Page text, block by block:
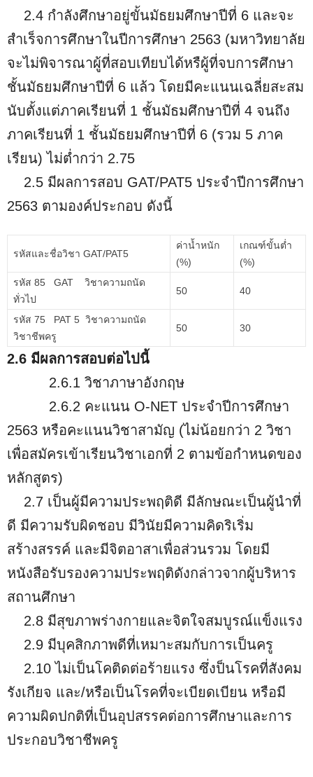
2.4 กำลังศึกษาอยู่ขั้นมัธยมศึกษาปีที่ 6 และจะ
สำเร็จการศึกษาในปีการศึกษา 2563 (มหาวิทยาลัย
จะไม่พิจารณาผู้ที่สอบเทียบได้หรืผู้ที่จบการศึกษา
ชั้นมัธยมศึกษาปีที่ 6 แล้ว โดยมีคะแนนเฉลี่ยสะสม
นับตั้งแต่ภาคเรียนที่ 1 ชั้นมัธมศึกษาปีที่ 4 จนถึง
ภาคเรียนที่ 1 ชั้นมัธยมศึกษาปีที่ 6 (รวม 5 ภาค
เรียน) ไม่ต่ำกว่า 2.75
2.5 มีผลการสอบ GAT/PAT5 ประจำปีการศึกษา
2563 ตามองค์ประกอบ ดังนี้
รหัสและชื่อวิชา GAT/PAT5
ค่าน้ำหนัก
(%)
เกณฑ์ขั้นต่ำ
(%)
รหัส 85 GAT วิชาความถนัด
ทั่วไป
50 40
รหัส 75 PAT 5 วิชาความถนัด
วิชาชีพครู
50 30
2.6 มีผลการสอบต่อไปนี้
2.6.1 วิชาภาษาอังกฤษ
2.6.2 คะแนน O-NET ประจำปีการศึกษา
2563 หรือคะแนนวิชาสามัญ (ไม่น้อยกว่า 2 วิชา
เพื่อสมัครเข้าเรียนวิชาเอกที่ 2 ตามข้อกำหนดของ
หลักสูตร)
2.7 เป็นผู้มีความประพฤติดี มีลักษณะเป็นผู้นำที่
ดี มีความรับผิดชอบ มีวินัยมีความคิดริเริ่ม
สร้างสรรค์ และมีจิตอาสาเพื่อส่วนรวม โดยมี
หนังสือรับรองความประพฤติดังกล่าวจากผู้บริหาร
สถานศึกษา
2.8 มีสุขภาพร่างกายและจิตใจสมบูรณ์แข็งแรง
2.9 มีบุคสิกภาพดีที่เหมาะสมกับการเป็นครู
2.10 ไม่เป็นโคติดต่อร้ายแรง ซึ่งป็นโรคที่สังคม
รังเกียจ และ/หรือเป็นโรคที่จะเบียดเบียน หรือมี
ความผิดปกติที่เป็นอุปสรรคต่อการศึกษาและการ
ประกอบวิชาชีพครู